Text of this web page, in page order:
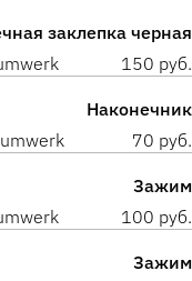
заклепка черная
150 руб.
Наконечник
70 руб.
Зажим
100 руб.
Зажим